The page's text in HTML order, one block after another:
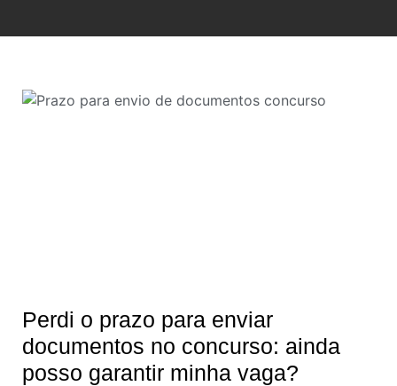
Perdi o prazo para enviar
documentos no concurso: ainda
posso garantir minha vaga?